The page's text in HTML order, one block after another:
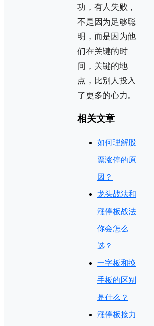
功，有人失败，
不是因为足够聪
明，而是因为他
们在关键的时
间，关键的地
点，比别人投入
了更多的心力。
相关文章
如何理解股
票涨停的原
因？
龙头战法和
涨停板战法
你会怎么
选？
一字板和换
手板的区别
是什么？
涨停板接力